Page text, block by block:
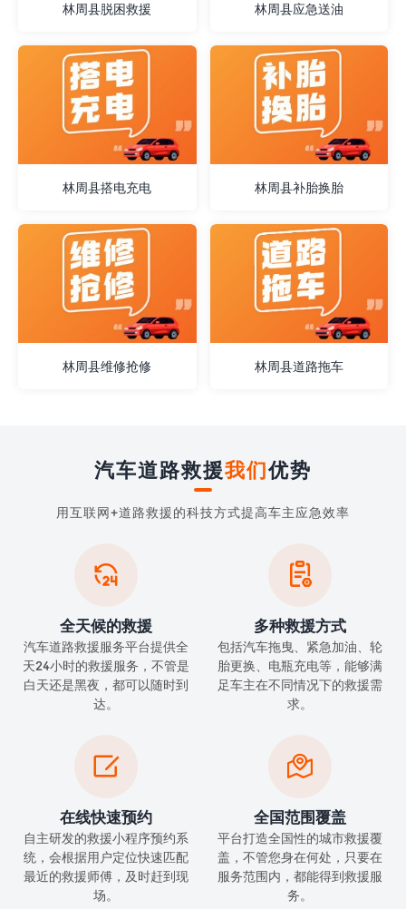
林周县脱困救援 林周县应急送油
林周县搭电充电 林周县补胎换胎
林周县维修抢修 林周县道路拖车
汽车道路救援我们优势
用互联网+道路救援的科技方式提高车主应急效率

全天候的救援
汽车道路救援服务平台提供全
天24小时的救援服务，不管是
白天还是黑夜，都可以随时到
达。

多种救援方式
包括汽车拖曳、紧急加油、轮
胎更换、电瓶充电等，能够满
足车主在不同情况下的救援需
求。

在线快速预约
自主研发的救援小程序预约系
统，会根据用户定位快速匹配
最近的救援师傅，及时赶到现
场。

全国范围覆盖
平台打造全国性的城市救援覆
盖，不管您身在何处，只要在
服务范围内，都能得到救援服
务。